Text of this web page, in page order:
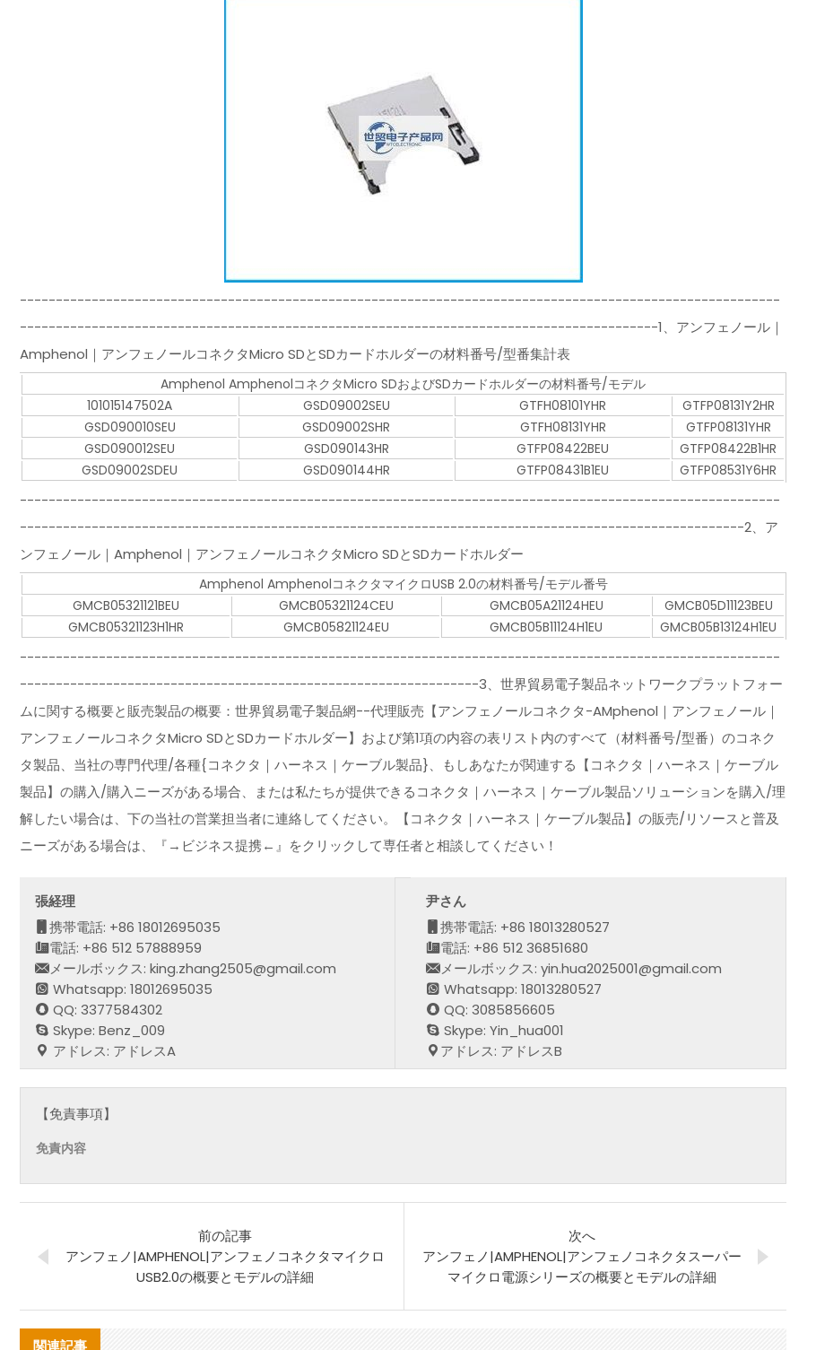
----------------------------------------------------------------------------------------------------------
-----------------------------------------------------------------------------------------1、アンフェノール｜
Amphenol｜アンフェノールコネクタMicro SDとSDカードホルダーの材料番号/型番集計表
Amphenol AmphenolコネクタMicro SDおよびSDカードホルダーの材料番号/モデル
101015147502A
GSD09002SEU GTFH08101YHR
GTFP08131Y2HR
GSD090010SEU
GSD09002SHR GTFH08131YHR
GTFP08131YHR
GSD090012SEU
GSD090143HR GTFP08422BEU
GTFP08422B1HR
GSD09002SDEU
GSD090144HR GTFP08431B1EU GTFP08531Y6HR
----------------------------------------------------------------------------------------------------------
-----------------------------------------------------------------------------------------------------2、ア
ンフェノール｜Amphenol｜アンフェノールコネクタMicro SDとSDカードホルダー
Amphenol AmphenolコネクタマイクロUSB 2.0の材料番号/モデル番号
GMCB05321121BEU
GMCB05321124CEU GMCB05A21124HEU
GMCB05D11123BEU
GMCB05321123H1HR
GMCB05821124EU GMCB05B11124H1EU GMCB05B13124H1EU
----------------------------------------------------------------------------------------------------------
----------------------------------------------------------------3、世界貿易電子製品ネットワークプラットフォー
ムに関する概要と販売製品の概要：世界貿易電子製品網--代理販売【アンフェノールコネクタ-AMphenol｜アンフェノール｜
アンフェノールコネクタMicro SDとSDカードホルダー】および第1項の内容の表リスト内のすべて（材料番号/型番）のコネク
タ製品、当社の専門代理/各種{コネクタ｜ハーネス｜ケーブル製品}、もしあなたが関連する【コネクタ｜ハーネス｜ケーブル
製品】の購入/購入ニーズがある場合、または私たちが提供できるコネクタ｜ハーネス｜ケーブル製品ソリューションを購入/理
解したい場合は、下の当社の営業担当者に連絡してください。【コネクタ｜ハーネス｜ケーブル製品】の販売/リソースと普及
ニーズがある場合は、『→ビジネス提携←』をクリックして専任者と相談してください！
張経理
携帯電話: +86 18012695035
電話: +86 512 57888959
メールボックス: king.zhang2505@gmail.com
Whatsapp: 18012695035
QQ: 3377584302
Skype: Benz_009
アドレス: アドレスA
尹さん
携帯電話: +86 18013280527
電話: +86 512 36851680
メールボックス: yin.hua2025001@gmail.com
Whatsapp: 18013280527
QQ: 3085856605
Skype: Yin_hua001
アドレス: アドレスB
【免責事項】
免責内容
前の記事
アンフェノ|AMPHENOL|アンフェノコネクタマイクロ
USB2.0の概要とモデルの詳細
次へ
アンフェノ|AMPHENOL|アンフェノコネクタスーパー
マイクロ電源シリーズの概要とモデルの詳細
関連記事